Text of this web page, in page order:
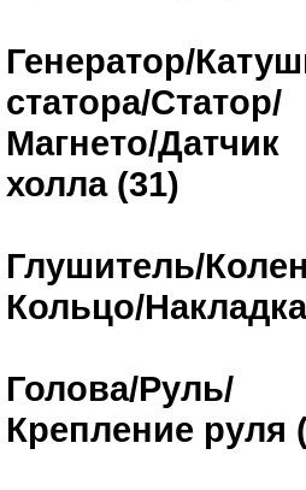
Генератор/
статора/Статор/
Магнето/Датчик
холла (31)
Глушитель/
Кольцо/
Голова/Руль/
Крепление руля